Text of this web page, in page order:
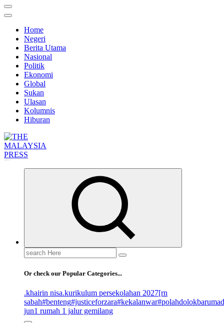
Home
Negeri
Berita Utama
Nasional
Politik
Ekonomi
Global
Sukan
Ulasan
Kolumnis
Hiburan
Search
for:
Or check our Popular Categories...
.khairin nisa.kurikulum persekolahan 2027[rn
sabah#benteng#justiceforzara#kekalanwar
jun1 rumah 1 jalur gemilang